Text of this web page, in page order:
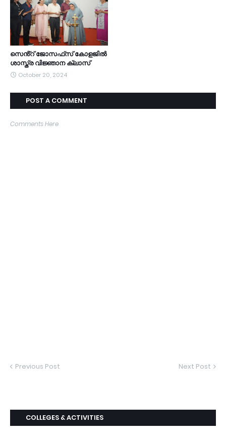
സെൻ്റ് ജോസഫ്‌സ് കോളജിൽ
ശാസ്ത്ര വിജ്ഞാന ക്ലാസ്
October 20, 2024
POST A COMMENT
Comments Here
Previous Post Next Post
COLLEGES & ACTIVITIES